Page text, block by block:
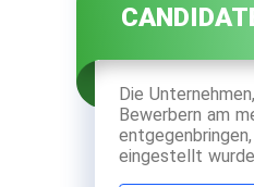
Die
Bewerbern am
eingestellt